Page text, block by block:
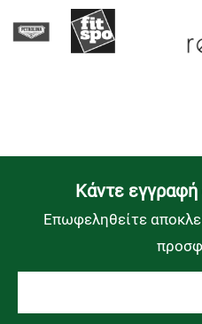
Kάντε
Επωφεληθείτε